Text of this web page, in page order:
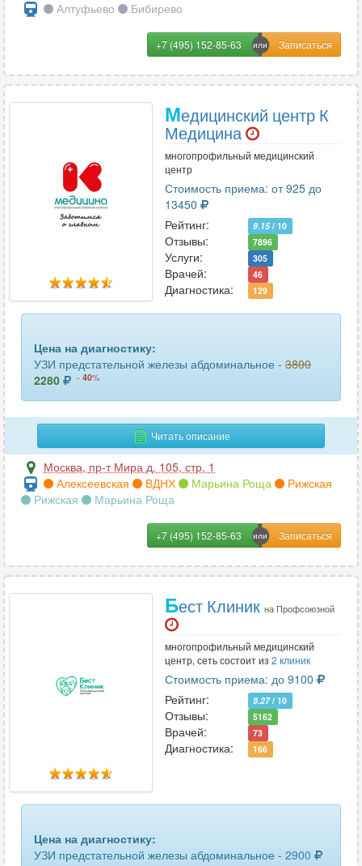
Алтуфьево Бибирево
+7 (495) 152-85-63
Медицинский центр К
Медицина
многопрофильный медицинский
центр
Стоимость приема: от 925 до
13450
Рейтинг:
9.15/ 10
Отзывы: 7896
Услуги: 305
Врачей: 46
Диагностика: 129
Цена на диагностику:
УЗИ предстательной железы абдоминальное - 3800
2280
- 40%
Читать описание
Москва, пр-т Мира д. 105, стр. 1
Алексеевская
ВДНХ Марьина Роща
Рижская
Рижская
Марьина Роща
+7 (495) 152-85-63
Бест Клиник на Профсоюзной
многопрофильный медицинский
центр, сеть состоит из 2 клиник
Стоимость приема: до 9100
Рейтинг:
9.27/ 10
Отзывы: 5162
Врачей: 73
Диагностика: 166
Цена на диагностику:
УЗИ предстательной железы абдоминальное - 2900